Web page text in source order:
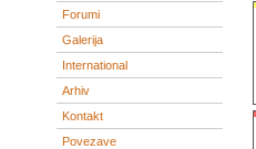
Forumi
Galerija
International
Arhiv
Kontakt
Povezave